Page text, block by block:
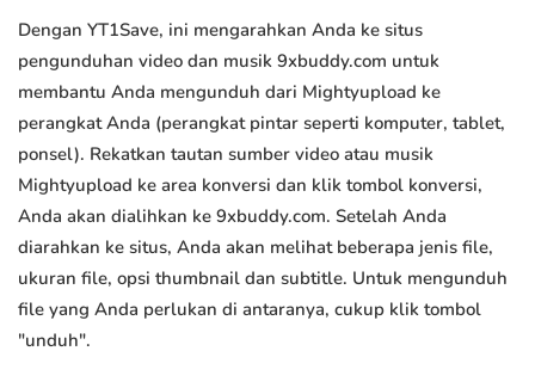
Dengan YT1Save, ini mengarahkan Anda ke situs
pengunduhan video dan musik 9xbuddy.com untuk
membantu Anda mengunduh dari Mightyupload ke
perangkat Anda (perangkat pintar seperti komputer, tablet,
ponsel). Rekatkan tautan sumber video atau musik
Mightyupload ke area konversi dan klik tombol konversi,
Anda akan dialihkan ke 9xbuddy.com. Setelah Anda
diarahkan ke situs, Anda akan melihat beberapa jenis file,
ukuran file, opsi thumbnail dan subtitle. Untuk mengunduh
file yang Anda perlukan di antaranya, cukup klik tombol
"unduh".